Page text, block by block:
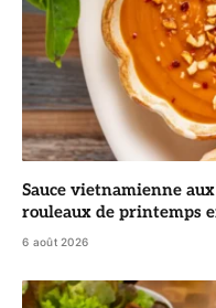
Sauce vietnamienne
rouleaux de printemps
6 août 2026